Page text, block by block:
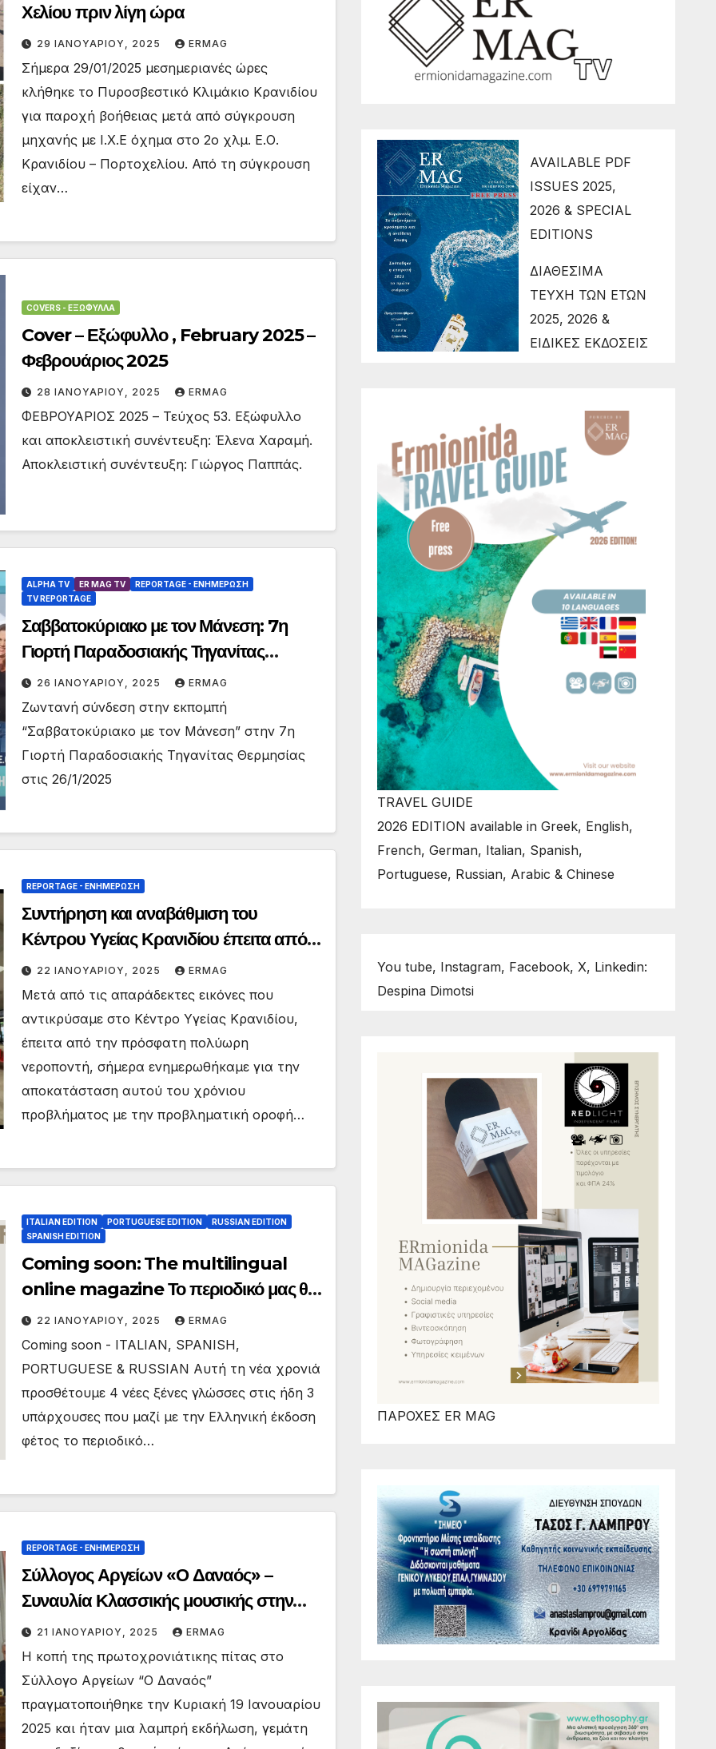
Χελίου πριν λίγη ώρα
29 ΙΑΝΟΥΑΡΊΟΥ, 2025 ERMAG
Σήμερα 29/01/2025 μεσημεριανές ώρες
κλήθηκε το Πυροσβεστικό Κλιμάκιο Κρανιδίου
για παροχή βοήθειας μετά από σύγκρουση
μηχανής με Ι.Χ.Ε όχημα στο 2ο χλμ. Ε.Ο.
Κρανιδίου – Πορτοχελίου. Από τη σύγκρουση
είχαν…
COVERS - ΕΞΏΦΥΛΛΑ
Cover – Εξώφυλλο , February 2025 –
Φεβρουάριος 2025
28 ΙΑΝΟΥΑΡΊΟΥ, 2025 ERMAG
ΦΕΒΡΟΥΑΡΙΟΣ 2025 – Τεύχος 53. Εξώφυλλο
και αποκλειστική συνέντευξη: Έλενα Χαραμή.
Αποκλειστική συνέντευξη: Γιώργος Παππάς.
ALPHA TV ER MAG TV
REPORTAGE - EΝΗΜΈΡΩΣΗ
TV REPORTAGE
Σαββατοκύριακο με τον Μάνεση: 7η
Γιορτή Παραδοσιακής Τηγανίτας
Θερμησίας
26 ΙΑΝΟΥΑΡΊΟΥ, 2025 ERMAG
Ζωντανή σύνδεση στην εκπομπή
“Σαββατοκύριακο με τον Μάνεση” στην 7η
Γιορτή Παραδοσιακής Τηγανίτας Θερμησίας
στις 26/1/2025
REPORTAGE - EΝΗΜΈΡΩΣΗ
Συντήρηση και αναβάθμιση του
Κέντρου Υγείας Κρανιδίου έπειτα από
πολυετή αδράνεια
22 ΙΑΝΟΥΑΡΊΟΥ, 2025 ERMAG
Μετά από τις απαράδεκτες εικόνες που
αντικρύσαμε στο Κέντρο Υγείας Κρανιδίου,
έπειτα από την πρόσφατη πολύωρη
νεροποντή, σήμερα ενημερωθήκαμε για την
αποκατάσταση αυτού του χρόνιου
προβλήματος με την προβληματική οροφή…
ITALIAN EDITION PORTUGUESE EDITION
RUSSIAN EDITION
SPANISH EDITION
Coming soon: The multilingual
online magazine Το περιοδικό μας θα
κυκλοφορήσει σε 8 γλώσσες
22 ΙΑΝΟΥΑΡΊΟΥ, 2025 ERMAG
Coming soon - ITALIAN, SPANISH,
PORTUGUESE & RUSSIAN Αυτή τη νέα χρονιά
προσθέτουμε 4 νέες ξένες γλώσσες στις ήδη 3
υπάρχουσες που μαζί με την Ελληνική έκδοση
φέτος το περιοδικό…
REPORTAGE - EΝΗΜΈΡΩΣΗ
Σύλλογος Αργείων «Ο Δαναός» –
Συναυλία Κλασσικής μουσικής στην
Κοπή Πίτας 2025
21 ΙΑΝΟΥΑΡΊΟΥ, 2025 ERMAG
Η κοπή της πρωτοχρονιάτικης πίτας στο
Σύλλογο Αργείων “Ο Δαναός”
πραγματοποιήθηκε την Κυριακή 19 Ιανουαρίου
2025 και ήταν μια λαμπρή εκδήλωση, γεμάτη
AVAILABLE PDF
ISSUES 2025,
2026 & SPECIAL
EDITIONS
ΔΙΑΘΕΣΙΜΑ
ΤΕΥΧΗ ΤΩΝ ΕΤΩΝ
2025, 2026 &
ΕΙΔΙΚΕΣ ΕΚΔΟΣΕΙΣ
TRAVEL GUIDE
2026 EDITION available in Greek, English,
French, German, Italian, Spanish,
Portuguese, Russian, Arabic & Chinese
You tube, Instagram, Facebook, X, Linkedin:
Despina Dimotsi
ΠΑΡΟΧΕΣ ER MAG